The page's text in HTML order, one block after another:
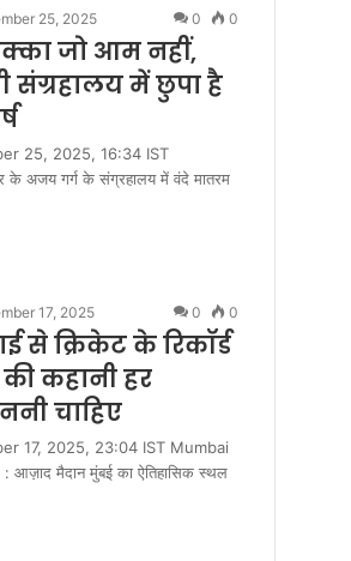
25, 2025 0 0
जो आम नहीं,
संग्रहालय में छुपा है
25, 2025, 16:34 IST
अजय गर्ग के संग्रहालय में वंदे मातरम
17, 2025 0 0
से क्रिकेट के रिकॉर्ड
कहानी हर
चाहिए
17, 2025, 23:04 IST Mumbai
मैदान मुंबई का ऐतिहासिक स्थल